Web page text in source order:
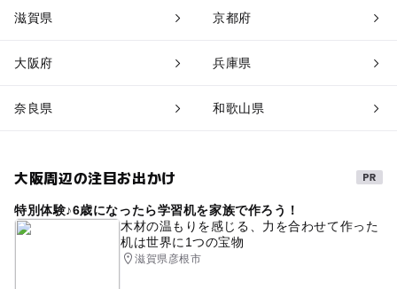
滋賀県 京都府
大阪府 兵庫県
奈良県 和歌山県
大阪周辺の注目お出かけ
特別体験♪6歳になったら学習机を家族で作ろう！
木材の温もりを感じる、力を合わせて作った
机は世界に1つの宝物
滋賀県彦根市